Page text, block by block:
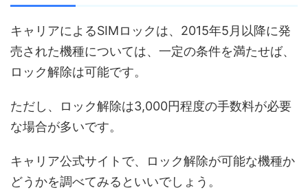
キャリアによるSIMロックは、2015年5月以降に発
売された機種については、一定の条件を満たせば、
ロック解除は可能です。
ただし、ロック解除は3,000円程度の手数料が必要
な場合が多いです。
キャリア公式サイトで、ロック解除が可能な機種か
どうかを調べてみるといいでしょう。